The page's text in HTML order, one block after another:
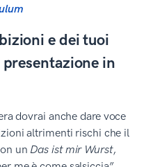
e dei tuoi
in
dovrai anche dare voce
altrimenti rischi che il
un Das ist mir Wurst,